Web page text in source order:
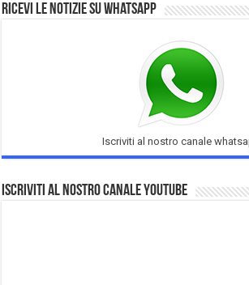
Ricevi le notizie su Whatsapp
Iscriviti al nostro canale
Iscriviti al nostro Canale Youtube